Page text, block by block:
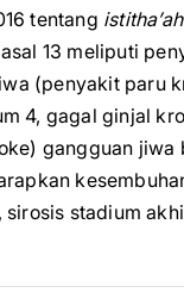
tentang istitha’ah
13 meliputi
(penyakit paru
4, gagal ginjal
gangguan jiwa
sirosis stadium